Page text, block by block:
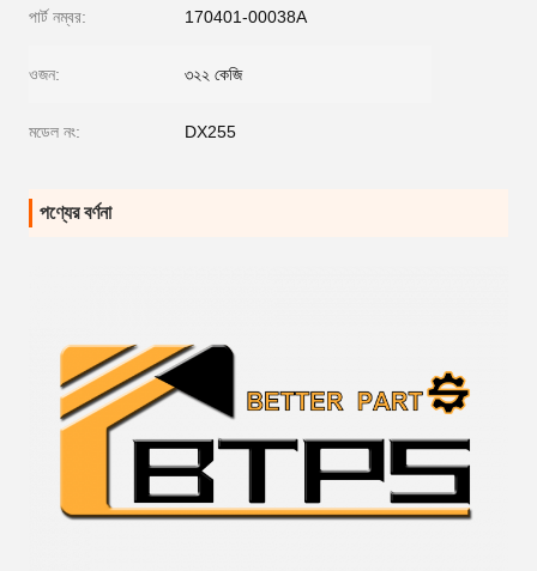
পার্ট নম্বর: 170401-00038A
ওজন: ৩২২ কেজি
মডেল নং: DX255
পণ্যের বর্ণনা